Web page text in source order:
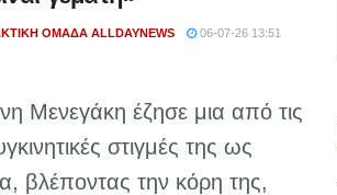
ΟΜΆΔΑ ALLDAYNEWS 06-07-26 13:51
Μενεγάκη έζησε μια από τις
στιγμές της ως
βλέποντας την κόρη της,